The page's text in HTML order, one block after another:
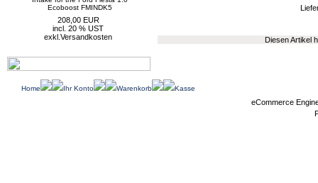
Ecoboost FMINDK5
208,00 EUR
incl. 20 % UST
exkl. Versandkosten Diesen Artikel
Home Ihr Konto Warenkorb Kasse
eCommerce